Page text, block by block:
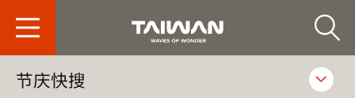
台旅会北京办事
节庆快搜